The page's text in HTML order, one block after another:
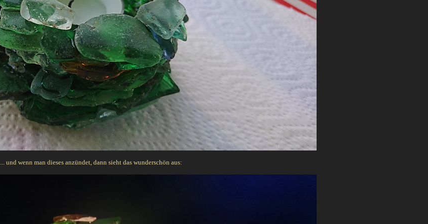
... und wenn man dieses anzündet, dann sieht das wunderschön aus: